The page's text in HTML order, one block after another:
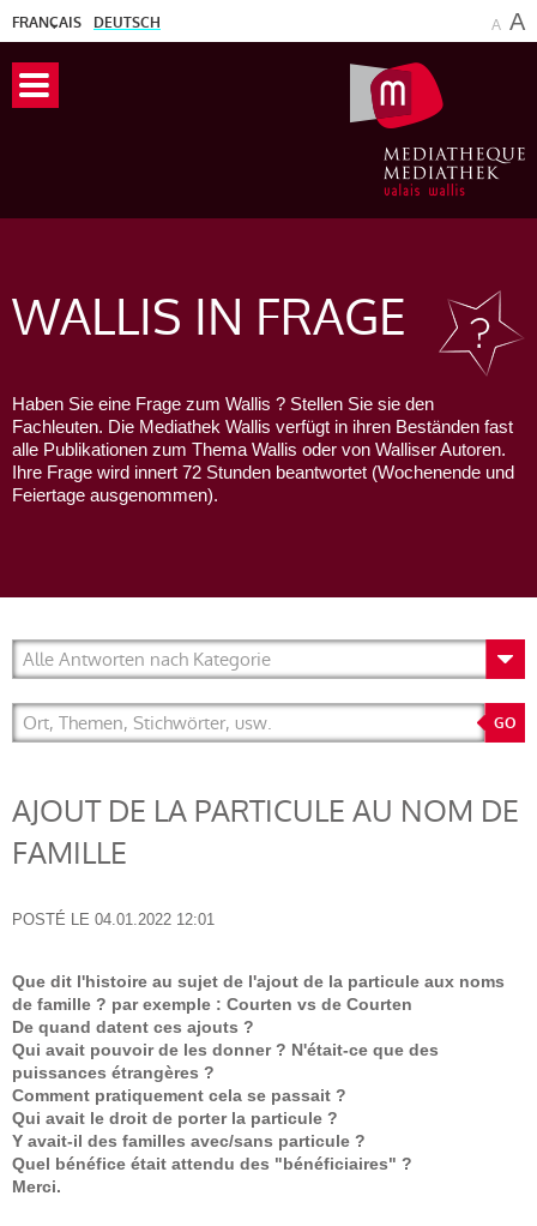
FRANÇAIS DEUTSCH A A
WALLIS IN FRAGE
Haben Sie eine Frage zum Wallis ? Stellen Sie sie den
Fachleuten. Die Mediathek Wallis verfügt in ihren Beständen fast
alle Publikationen zum Thema Wallis oder von Walliser Autoren.
Ihre Frage wird innert 72 Stunden beantwortet (Wochenende und
Feiertage ausgenommen).
AJOUT DE LA PARTICULE AU NOM DE
FAMILLE
POSTÉ LE 04.01.2022 12:01
Que dit l'histoire au sujet de l'ajout de la particule aux noms
de famille ? par exemple : Courten vs de Courten
De quand datent ces ajouts ?
Qui avait pouvoir de les donner ? N'était-ce que des
puissances étrangères ?
Comment pratiquement cela se passait ?
Qui avait le droit de porter la particule ?
Y avait-il des familles avec/sans particule ?
Quel bénéfice était attendu des "bénéficiaires" ?
Merci.